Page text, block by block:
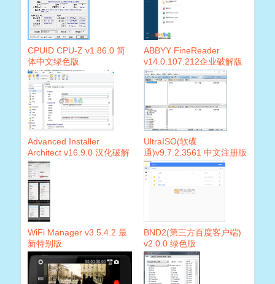
CPUID CPU-Z v1.86.0 简
体中文绿色版
ABBYY FineReader
v14.0.107.212企业破解版
Advanced Installer
Architect v16.9.0 汉化破解
版
UltraISO(软碟
通)v9.7.2.3561 中文注册版
WiFi Manager v3.5.4.2 最
新特别版
BND2(第三方百度客户端)
v2.0.0 绿色版